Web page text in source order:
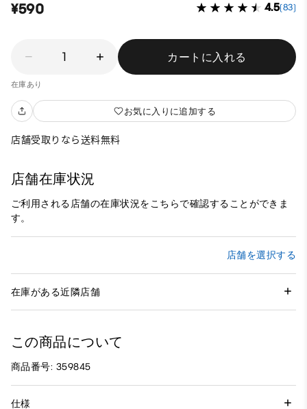
¥590 4.5(83)
1 カートに入れる
在庫あり
お気に入りに追加する
店舗受取りなら送料無料
店舗在庫状況
ご利用される店舗の在庫状況をこちらで確認することができま
す。
店舗を選択する
在庫がある近隣店舗
この商品について
商品番号: 359845
仕様